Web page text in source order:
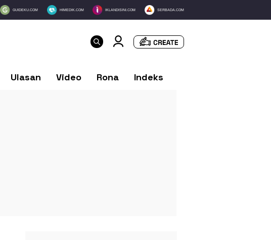
GUIDEKU.COM HIMEDIK.COM IKLANDISINI.COM SERBADA.COM
Ulasan Video Rona Indeks